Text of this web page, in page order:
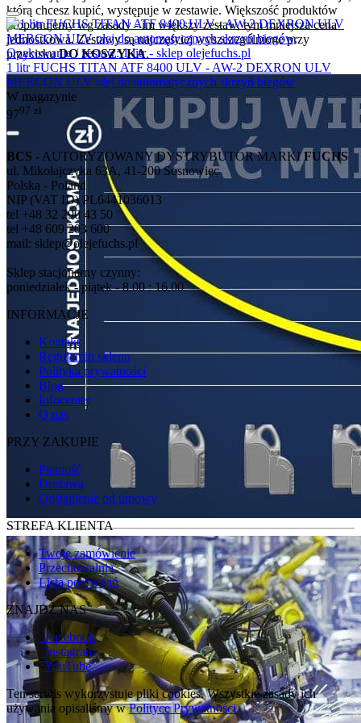
którą chcesz kupić, występuje w zestawie. Większość produktów
proponujemy wg zasady - im większy zestaw, tym mniejsza cena
jednostkowa. Zestawy są najczęściej wyszczególnione przy
przyciskuDO KOSZYKA.
1 litr FUCHS TITAN ATF 8400 ULV - AW-2 DEXRON ULV
MERCON ULV olej do automatycznych skrzyń biegów
W magazynie
9797 zł
BCS - AUTORYZOWANY DYSTRYBUTOR MARKIFUCHS
ul. Mikołajczyka 63A, 41-200 Sosnowiec
Polska - Poland
NIP (VAT ID) PL6441036013
tel +48 32 290 43 50
tel +48 609 203 600
mail: sklep@olejefuchs.pl
Sklep stacjonarny czynny:
poniedziałek - piątek - 8.00 : 16.00
INFORMACJE
Kontakt
Regulamin sklepu
Polityka prywatności
Blog
Infocenter
O nas
PRZY ZAKUPIE
Płatność
Dostawa
Odstąpienie od umowy
STREFA KLIENTA
Twoje zamówienie
Przechowalnia
Lista porównań
ZNAJDŹ NAS
Facebook
Instagram
YouTube
Ten serwis wykorzystuje pliki cookies. Wszystkie zasady ich
używania opisaliśmy wPolityce Prywatności.